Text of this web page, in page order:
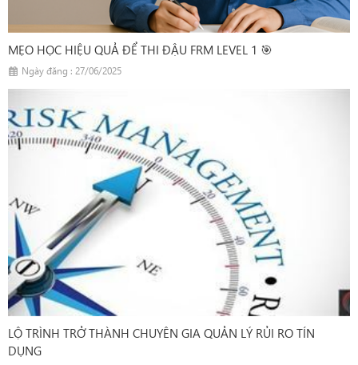
MẸO HỌC HIỆU QUẢ ĐỂ THI ĐẬU FRM LEVEL 1 🎯
Ngày đăng : 27/06/2025
LỘ TRÌNH TRỞ THÀNH CHUYÊN GIA QUẢN LÝ RỦI RO TÍN
DỤNG